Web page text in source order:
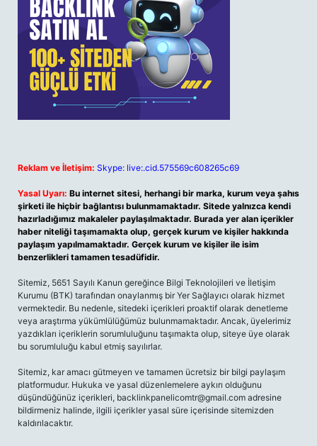
Reklam ve İletişim: Skype: live:.cid.575569c608265c69
Yasal Uyarı: Bu internet sitesi, herhangi bir marka, kurum veya şahıs
şirketi ile hiçbir bağlantısı bulunmamaktadır. Sitede yalnızca kendi
hazırladığımız makaleler paylaşılmaktadır. Burada yer alan içerikler
haber niteliği taşımamakta olup, gerçek kurum ve kişiler hakkında
paylaşım yapılmamaktadır. Gerçek kurum ve kişiler ile isim
benzerlikleri tamamen tesadüfidir.
Sitemiz, 5651 Sayılı Kanun gereğince Bilgi Teknolojileri ve İletişim
Kurumu (BTK) tarafından onaylanmış bir Yer Sağlayıcı olarak hizmet
vermektedir. Bu nedenle, sitedeki içerikleri proaktif olarak denetleme
veya araştırma yükümlülüğümüz bulunmamaktadır. Ancak, üyelerimiz
yazdıkları içeriklerin sorumluluğunu taşımakta olup, siteye üye olarak
bu sorumluluğu kabul etmiş sayılırlar.
Sitemiz, kar amacı gütmeyen ve tamamen ücretsiz bir bilgi paylaşım
platformudur. Hukuka ve yasal düzenlemelere aykırı olduğunu
düşündüğünüz içerikleri, backlinkpanelicomtr@gmail.com adresine
bildirmeniz halinde, ilgili içerikler yasal süre içerisinde sitemizden
kaldırılacaktır.